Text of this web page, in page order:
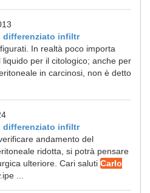
differenziato infiltr
In realtà poco importa
per il citologico; anche per
in carcinosi, non è detto
differenziato infiltr
andamento del
ridotta, si potrà pensare
ulteriore. Cari saluti Carlo
...